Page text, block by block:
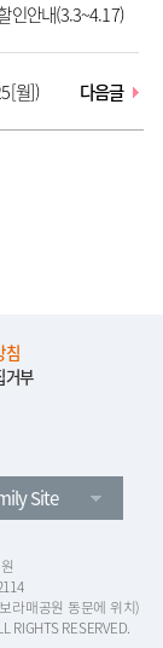
인안내(3.3~4.17)
월]) 다음글
침
거부
Site
라매공원 동문에 위치)
RIGHTS RESERVED.